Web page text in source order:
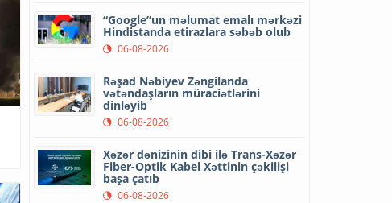
“Google”un məlumat emalı mərkəzi
Hindistanda etirazlara səbəb olub
06-08-2026
Rəşad Nəbiyev Zəngilanda
vətəndaşların müraciətlərini
dinləyib
06-08-2026
Xəzər dənizinin dibi ilə Trans-Xəzər
Fiber-Optik Kabel Xəttinin çəkilişi
başa çatıb
06-08-2026